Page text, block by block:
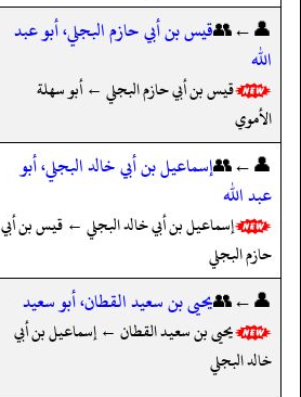
👤←👥قيس بن أبي حازم البجلي، أبو عبد
الله
قيس بن أبي حازم البجلي ← أبو سهلة
الأموي
👤←👥إسماعيل بن أبي خالد البجلي، أبو
عبد الله
إسماعيل بن أبي خالد البجلي ← قيس بن أبي
حازم البجلي
👤←👥يحيى بن سعيد القطان، أبو سعيد
يحيى بن سعيد القطان ← إسماعيل بن أبي
خالد البجلي